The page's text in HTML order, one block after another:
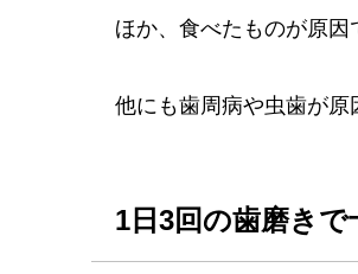
ほか、食べたものが原因
他にも歯周病や虫歯が原
1日3回の歯磨きで